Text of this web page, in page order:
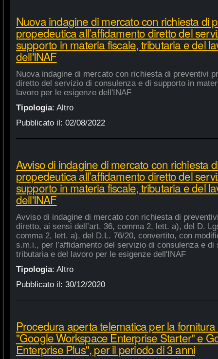
Nuova indagine di mercato con richiesta di
propedeutica all’affidamento diretto del
supporto in materia fiscale, tributaria e del
dell'INAF
Nuova indagine di mercato con richiesta di preventivi
diretto del servizio di consulenza e di supporto in
lavoro per le esigenze dell'INAF
Tipologia: Altro
Pubblicato il: 02/08/2022
Avviso di indagine di mercato con richiesta
propedeutica all’affidamento diretto del
supporto in materia fiscale, tributaria e del
dell'INAF
Avviso di indagine di mercato con richiesta di
diretto, ai sensi dell’art. 36, comma 2, lett. a), del D.
comma 2, lett. a), del D.L. 76/20, convertito, con
s.m.i., per l’affidamento del servizio di consulenza e
tributaria e del lavoro per le esigenze dell'INAF
Tipologia: Altro
Pubblicato il: 30/12/2020
Procedura aperta telematica per la
"Google Workspace Enterprise Starter" e
Enterprise Plus", per il periodo di 3 anni